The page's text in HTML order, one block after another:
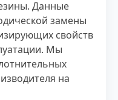
Данные
замены
свойств
Мы
на